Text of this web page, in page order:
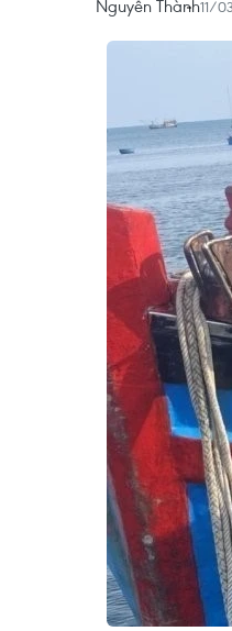
Nguyễn Thành11/